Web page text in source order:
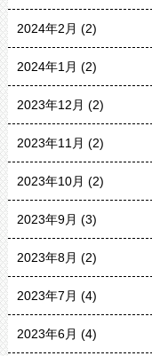
2024年2月 (2)
2024年1月 (2)
2023年12月 (2)
2023年11月 (2)
2023年10月 (2)
2023年9月 (3)
2023年8月 (2)
2023年7月 (4)
2023年6月 (4)